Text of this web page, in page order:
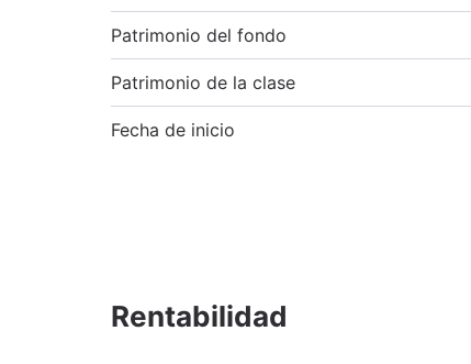
Patrimonio del fondo
Patrimonio de la clase
Fecha de inicio
Rentabilidad